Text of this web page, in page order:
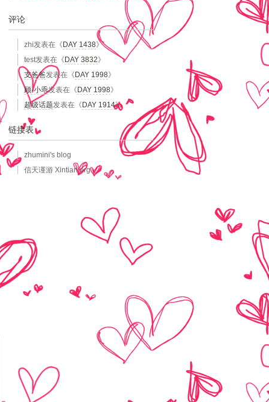
评论
zhi发表在《 DAY 1438》
test发表在《 DAY 3832》
支爸爸发表在《 DAY 1998》
顾-小乖发表在《 DAY 1998》
超级话题发表在《 DAY 1914》
链接表
zhumini's blog
信天谨游 Xintian.org